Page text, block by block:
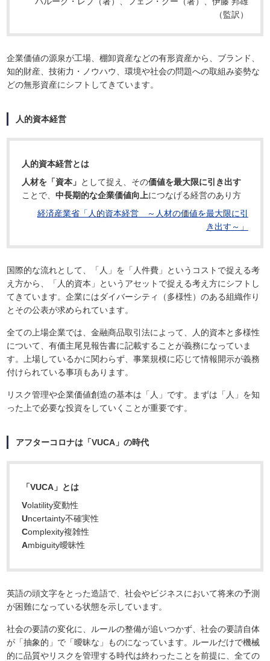
（監訳）
企業価値の源泉が工場、棚卸資産などの有形資産から、ブランド、
知的財産、技術力・ノウハウ、環境や社会の問題への取組み姿勢な
どの無形資産にシフトしてきています。
人的資本経営
人的資本経営とは
人材を「資本」 として捉え、その価値を最大限に引き出す
ことで、中長期的な企業価値向上につなげる経営のあり方
経済産業省「人的資本経営 ～人材の価値を最大限に引
き出す～」
国際的な流れとして、「人」を「人件費」というコストで捉える考
え方から、「人的資本」というアセットで捉える考え方にシフトし
てきています。企業にはダイバーシティ（多様性）のある組織作り
とその公表が求められています。
全ての上場企業では、金融商品取引法によって、人的資本と多様性
について、有価主尾見報告書に記載することが義務になっていま
す。上場しているかに関わらず、事業規模に応じて情報開示が義務
付けられている事項もあります。
リスク管理や企業価値創造の基本は「人」です。まずは「人」を知
った上で必要な投資をしていくことが重要です。
アフターコロナは「VUCA」の時代
「VUCA」とは
Volatility変動性
Uncertainty不確実性
Complexity複雑性
Ambiguity曖昧性
英語の頭文字をとった造語で、社会やビジネスにおいて将来の予測
が困難になっている状態を示しています。
社会の要請の変化に、ルールの整備が追いつかず、社会の要請自体
が「抽象的」で「曖昧な」ものになっています。ルールだけで機械
的に品質やリスクを管理する時代は終わったことを前提に、全ての